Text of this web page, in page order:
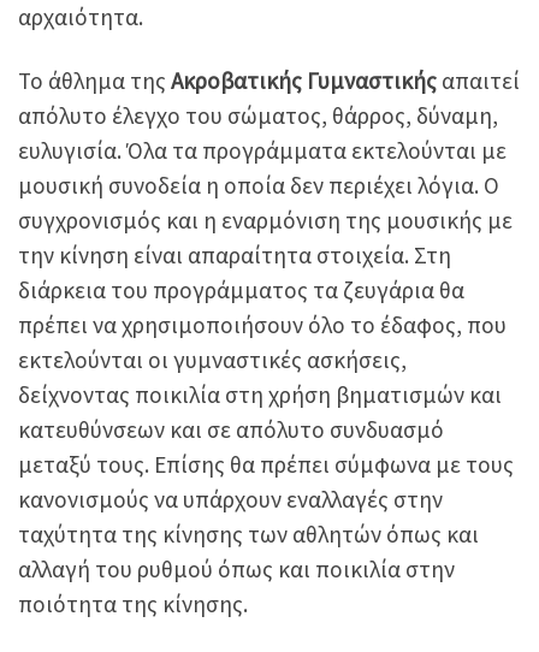
αρχαιότητα.
Το άθλημα της Ακροβατικής Γυμναστικής απαιτεί
απόλυτο έλεγχο του σώματος, θάρρος, δύναμη,
ευλυγισία. Όλα τα προγράμματα εκτελούνται με
μουσική συνοδεία η οποία δεν περιέχει λόγια. Ο
συγχρονισμός και η εναρμόνιση της μουσικής με
την κίνηση είναι απαραίτητα στοιχεία. Στη
διάρκεια του προγράμματος τα ζευγάρια θα
πρέπει να χρησιμοποιήσουν όλο το έδαφος, που
εκτελούνται οι γυμναστικές ασκήσεις,
δείχνοντας ποικιλία στη χρήση βηματισμών και
κατευθύνσεων και σε απόλυτο συνδυασμό
μεταξύ τους. Επίσης θα πρέπει σύμφωνα με τους
κανονισμούς να υπάρχουν εναλλαγές στην
ταχύτητα της κίνησης των αθλητών όπως και
αλλαγή του ρυθμού όπως και ποικιλία στην
ποιότητα της κίνησης.